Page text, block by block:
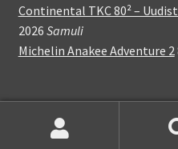
Continental TKC 80² –
2026 Samuli
Michelin Anakee Adventure 2